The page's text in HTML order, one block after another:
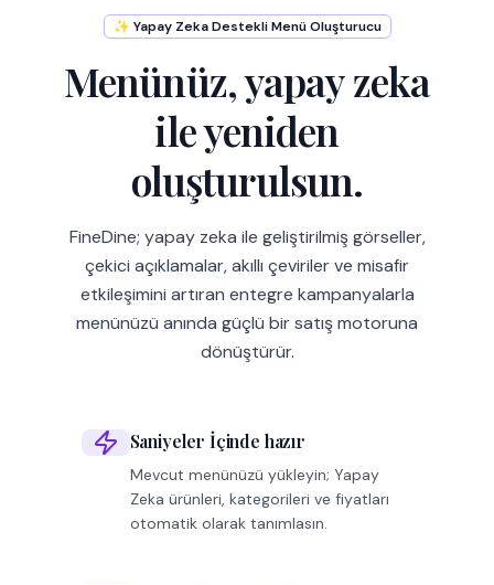
✨ Yapay Zeka Destekli Menü Oluşturucu
Menünüz, yapay zeka
ile yeniden
oluşturulsun.
FineDine; yapay zeka ile geliştirilmiş görseller,
çekici açıklamalar, akıllı çeviriler ve misafir
etkileşimini artıran entegre kampanyalarla
menünüzü anında güçlü bir satış motoruna
dönüştürür.
Saniyeler İçinde hazır
Mevcut menünüzü yükleyin; Yapay
Zeka ürünleri, kategorileri ve fiyatları
otomatik olarak tanımlasın.